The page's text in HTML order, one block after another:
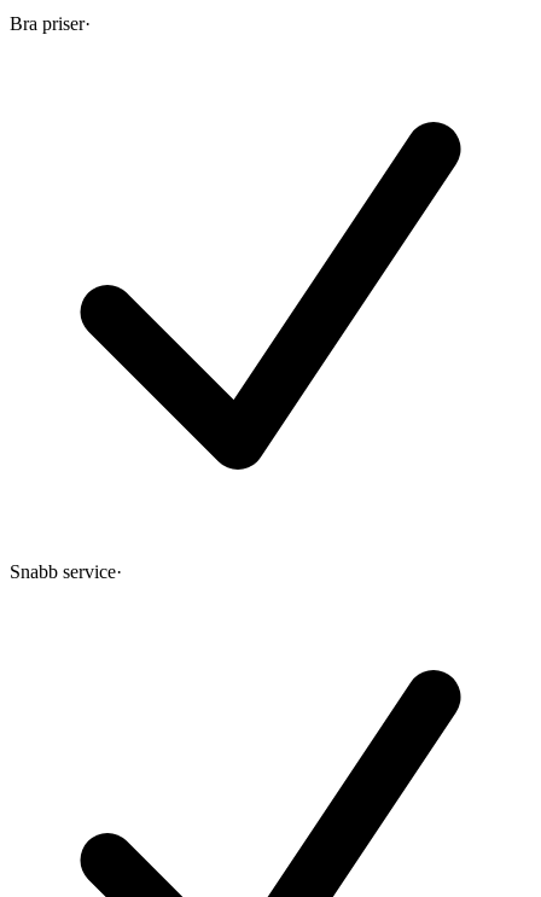
Bra priser·
Snabb service·